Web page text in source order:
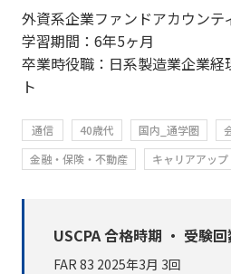
外資系企業ファンドアカウンテ
学習期間：6年5ヶ月
卒業時役職：日系製造業企業
ト
通信 40歳代 国内_通学圏
金融・保険・不動産
キャリアアップ
USCPA 合格時期 ・ 受験
FAR 83 2025年3月 3回